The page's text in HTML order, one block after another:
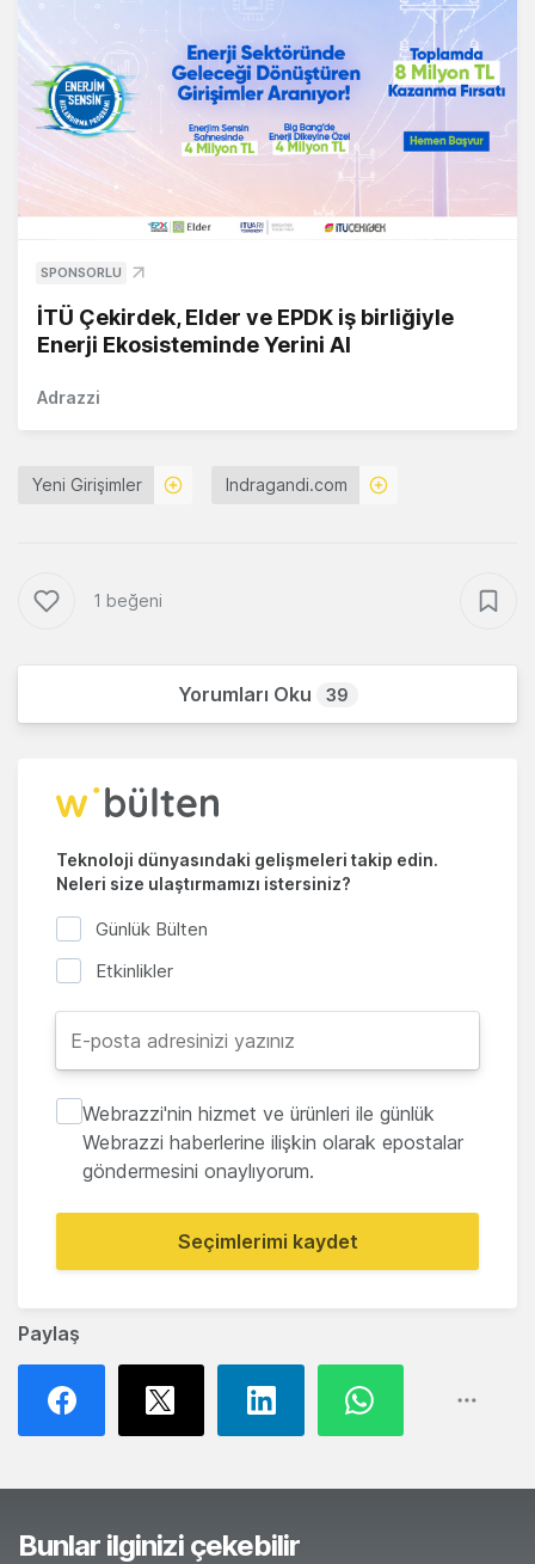
Paylaş
SPONSORLU
İTÜ Çekirdek, Elder ve EPDK iş birliğiyle
Enerji Ekosisteminde Yerini Al
Adrazzi
Yeni Girişimler Indragandi.com
1 beğeni
Yorumları Oku 39
Teknoloji dünyasındaki gelişmeleri takip edin.
Neleri size ulaştırmamızı istersiniz?
Günlük Bülten
Etkinlikler
Webrazzi'nin hizmet ve ürünleri ile günlük
Webrazzi haberlerine ilişkin olarak epostalar
göndermesini onaylıyorum.
Seçimlerimi kaydet
Bunlar ilginizi çekebilir